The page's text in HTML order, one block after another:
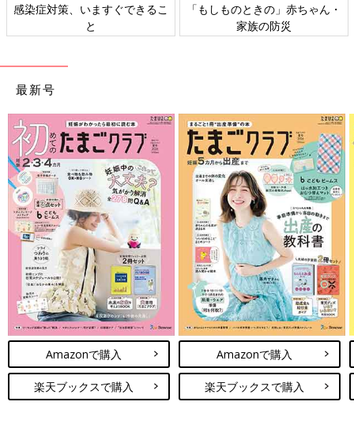
セリア「ありそうで無かった」「超画期
的」SNSで話題のスマホスタンド5選
ものばかり♪ ぜひチェックしてくださいね！
今回は、セリアの夏に使える超便利グッズをご紹介しました。ど
れも110円とは思えないアイデア商品ばかりでしたね！プチプラ
なのでついつい買ってしまいそうです。気になるアイテムがあれ
ば、ぜひお店で探してみてください♪
(文：mayu)
※記事内の価格はすべて税込み、2022年6月時点のものです。
※記事内容でご紹介している投稿、リンク先は、削除される場合
があります。あらかじめご了承ください。
※記事の内容は記載当時の情報であり、現在と異なる場合があり
ます。
感染症対策、いますぐできるこ
と
「もしものときの」赤ちゃん・
家族の防災
最新号
Amazonで購入
楽天ブックスで購入
Amazonで購入
楽天ブックスで購入